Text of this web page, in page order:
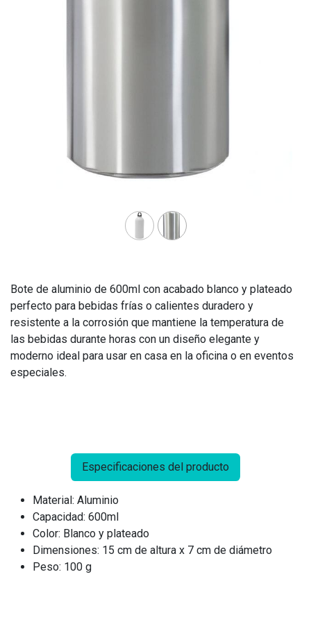
Bote de aluminio de 600ml con acabado blanco y plateado
perfecto para bebidas frías o calientes duradero y
resistente a la corrosión que mantiene la temperatura de
las bebidas durante horas con un diseño elegante y
moderno ideal para usar en casa en la oficina o en eventos
especiales.
Especificaciones del producto
Material: Aluminio
Capacidad: 600ml
Color: Blanco y plateado
Dimensiones: 15 cm de altura x 7 cm de diámetro
Peso: 100 g